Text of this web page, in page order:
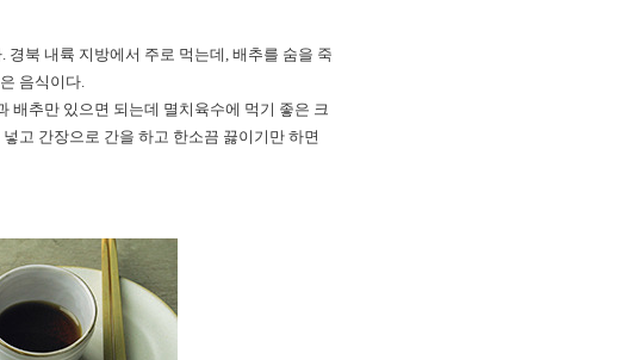
경북 내륙 지방에서 주로 먹는데, 배추를 숨을 죽
음식이다.
배추만 있으면 되는데 멸치육수에 먹기 좋은 크
고 간장으로 간을 하고 한소끔 끓이기만 하면